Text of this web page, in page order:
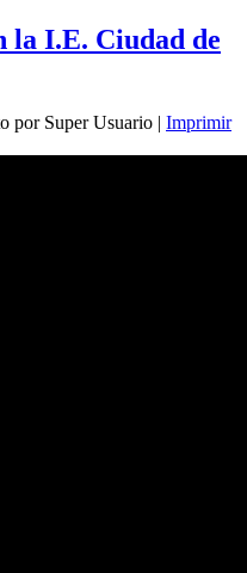
la I.E. Ciudad de
por Super Usuario | Imprimir